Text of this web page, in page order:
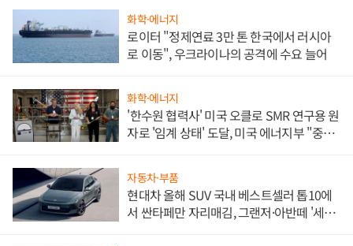
화학·에너지
로이터 "정제연료 3만 톤 한국에서 러시아
로 이동", 우크라이나의 공격에 수요 늘어
화학·에너지
'한수원 협력사' 미국 오클로 SMR 연구용 원
자로 '임계 상태' 도달, 미국 에너지부 "중요
자동차·부품
현대차 올해 SUV 국내 베스트셀러 톱10에
서 싼타페만 자리매김, 그랜저·아반떼 '세단